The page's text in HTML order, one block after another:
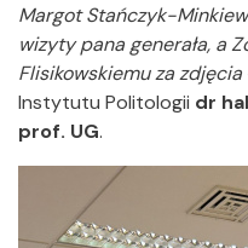
Margot Stańczyk-
wizyty pana generała, a
Flisikowskiemu za zdjęcia
Instytutu Politologii dr
prof. UG.